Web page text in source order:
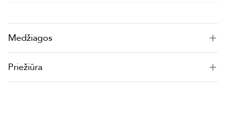
Medžiagos
Priežiūra